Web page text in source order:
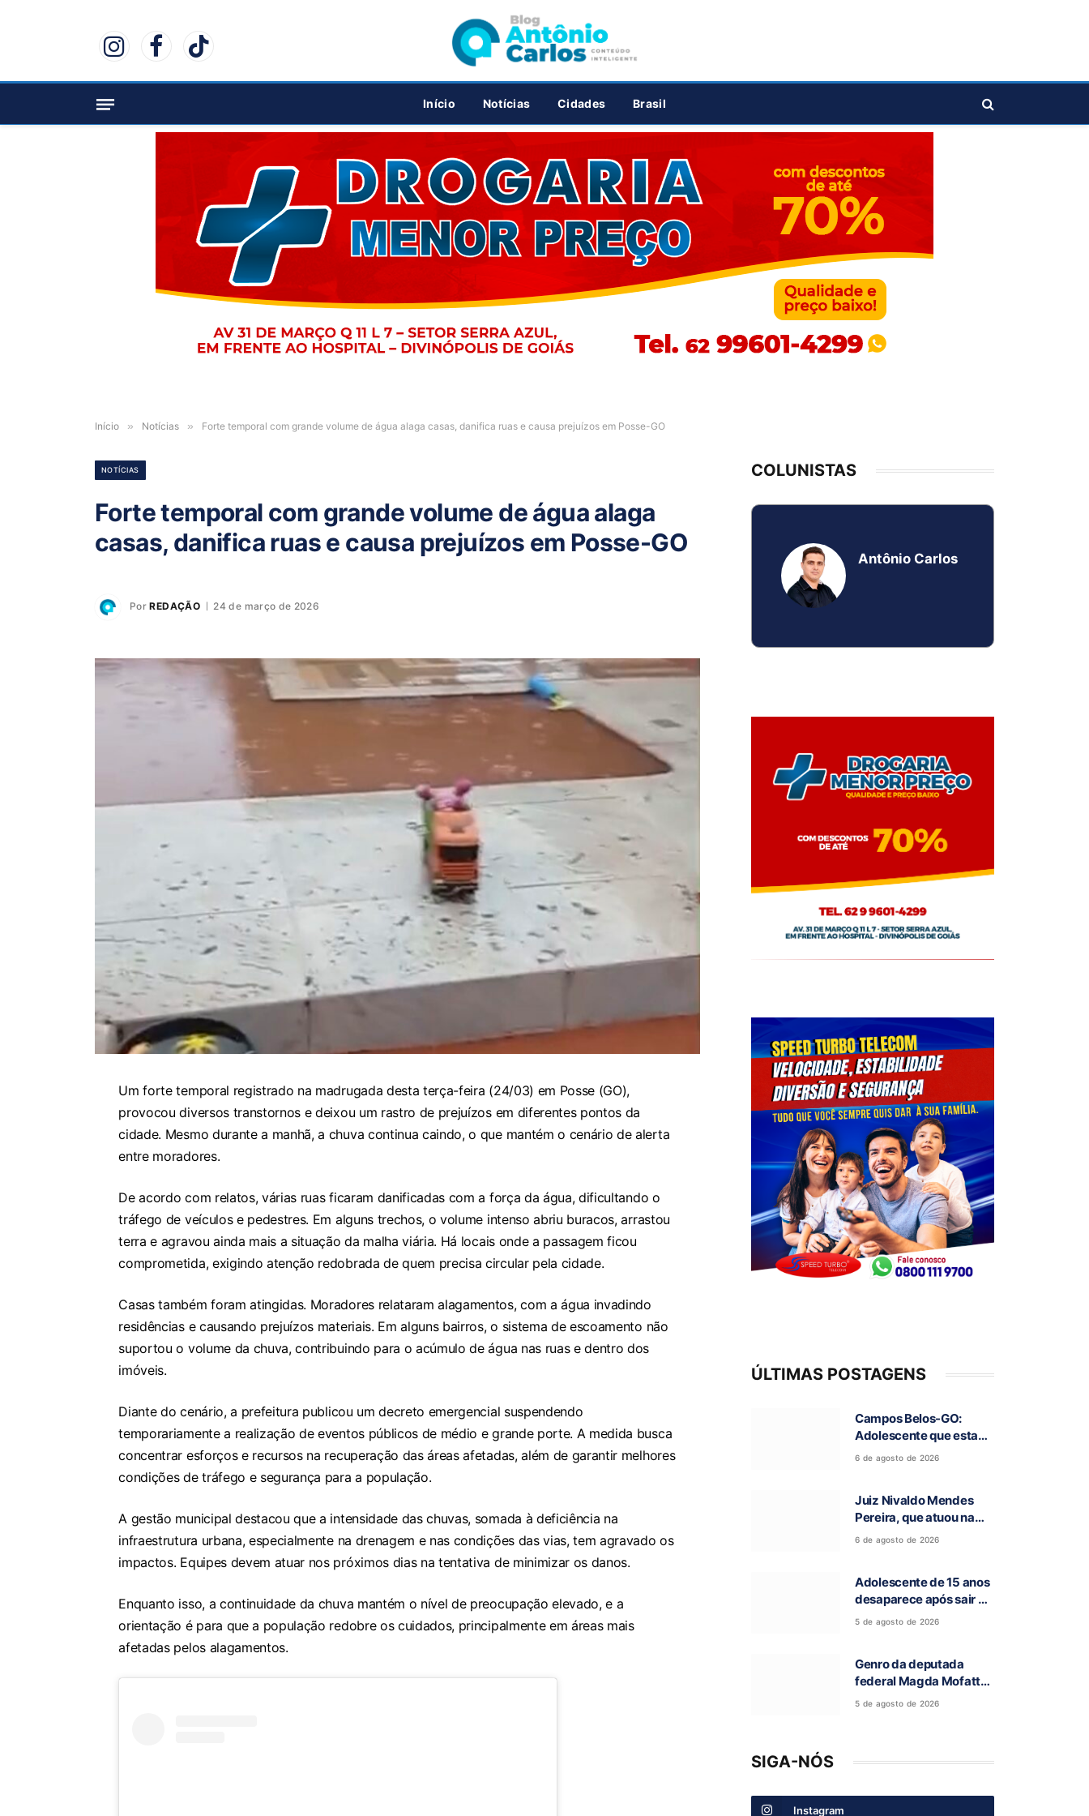
InstagramFacebookTikTok
Início Notícias Cidades Brasil
PUBLICIDADE
Início » Notícias » Forte temporal com grande volume de água alaga casas, danifica ruas e causa prejuízos em Posse-GO
NOTÍCIAS
Forte temporal com grande volume de água alaga
casas, danifica ruas e causa prejuízos em Posse-GO
Por REDAÇÃO 24 de março de 2026
Um forte temporal registrado na madrugada desta terça-feira (24/03) em Posse (GO),
provocou diversos transtornos e deixou um rastro de prejuízos em diferentes pontos da
cidade. Mesmo durante a manhã, a chuva continua caindo, o que mantém o cenário de alerta
entre moradores.
De acordo com relatos, várias ruas ficaram danificadas com a força da água, dificultando o
tráfego de veículos e pedestres. Em alguns trechos, o volume intenso abriu buracos, arrastou
terra e agravou ainda mais a situação da malha viária. Há locais onde a passagem ficou
comprometida, exigindo atenção redobrada de quem precisa circular pela cidade.
Casas também foram atingidas. Moradores relataram alagamentos, com a água invadindo
residências e causando prejuízos materiais. Em alguns bairros, o sistema de escoamento não
suportou o volume da chuva, contribuindo para o acúmulo de água nas ruas e dentro dos
imóveis.
Diante do cenário, a prefeitura publicou um decreto emergencial suspendendo
temporariamente a realização de eventos públicos de médio e grande porte. A medida busca
concentrar esforços e recursos na recuperação das áreas afetadas, além de garantir melhores
condições de tráfego e segurança para a população.
A gestão municipal destacou que a intensidade das chuvas, somada à deficiência na
infraestrutura urbana, especialmente na drenagem e nas condições das vias, tem agravado os
impactos. Equipes devem atuar nos próximos dias na tentativa de minimizar os danos.
Enquanto isso, a continuidade da chuva mantém o nível de preocupação elevado, e a
orientação é para que a população redobre os cuidados, principalmente em áreas mais
afetadas pelos alagamentos.
COLUNISTAS
Antônio Carlos
ÚLTIMAS POSTAGENS
Campos Belos-GO:
Adolescente que estava
desaparecida é
6 de agosto de 2026
Juiz Nivaldo Mendes
Pereira, que atuou na
comarca de São
6 de agosto de 2026
Adolescente de 15 anos
desaparece após sair de
casa para ir à escola, em
5 de agosto de 2026
Genro da deputada
federal Magda Mofatto
morre após acidente de
5 de agosto de 2026
SIGA-NÓS
Instagram